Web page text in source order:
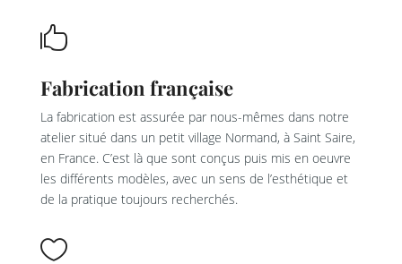

Fabrication française
La fabrication est assurée par nous-mêmes dans notre
atelier situé dans un petit village Normand, à Saint Saire,
en France. C’est là que sont conçus puis mis en oeuvre
les différents modèles, avec un sens de l’esthétique et
de la pratique toujours recherchés.
